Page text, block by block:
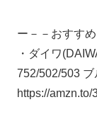
ー－－おすす
・ダイワ
752/502/503
https://amzn.to/